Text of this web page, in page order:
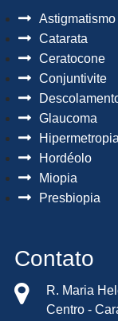
Astigmatismo
Catarata
Ceratocone
Conjuntivite
Glaucoma
Hordéolo
Miopia
Presbiopia
Contato
R. Maria
Centro -